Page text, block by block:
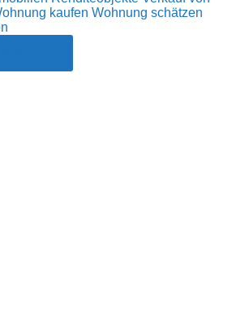
kaufen Wohnung schätzen